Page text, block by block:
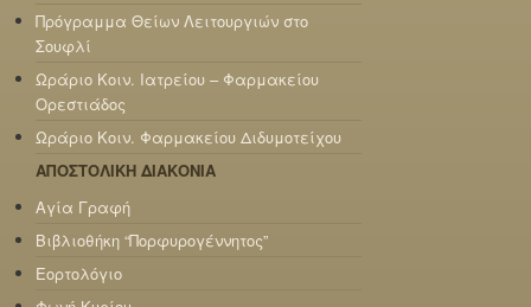
Πρόγραμμα Θείων Λειτουργιών στο
Σουφλί
Ωράριο Κοιν. Ιατρείου – Φαρμακείου
Ορεστιάδος
Ωράριο Κοιν. Φαρμακείου Διδυμοτείχου
ΑΠΟΣΤΟΛΙΚΗ ΔΙΑΚΟΝΙΑ
Αγία Γραφή
Βιβλιοθήκη “Πορφυρογέννητος”
Εορτολόγιο